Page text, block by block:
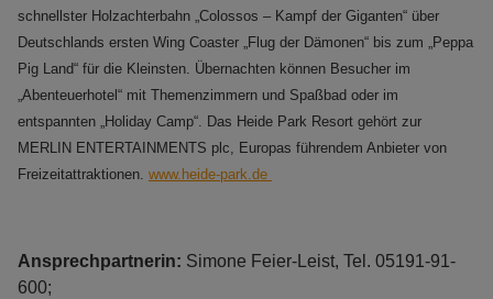
schnellster Holzachterbahn „Colossos – Kampf der Giganten“ über
Deutschlands ersten Wing Coaster „Flug der Dämonen“ bis zum „Peppa
Pig Land“ für die Kleinsten. Übernachten können Besucher im
„Abenteuerhotel“ mit Themenzimmern und Spaßbad oder im
entspannten „Holiday Camp“. Das Heide Park Resort gehört zur
MERLIN ENTERTAINMENTS plc, Europas führendem Anbieter von
Freizeitattraktionen. www.heide-park.de
Ansprechpartnerin: Simone Feier-Leist, Tel. 05191-91-
600;